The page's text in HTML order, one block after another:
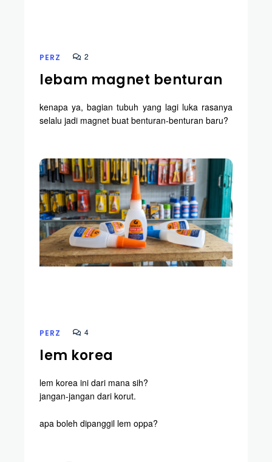
PERZ 2
lebam magnet benturan
kenapa ya, bagian tubuh yang lagi luka rasanya
selalu jadi magnet buat benturan-benturan baru?
PERZ 4
lem korea
lem korea ini dari mana sih?
jangan-jangan dari korut.
apa boleh dipanggil lem oppa?